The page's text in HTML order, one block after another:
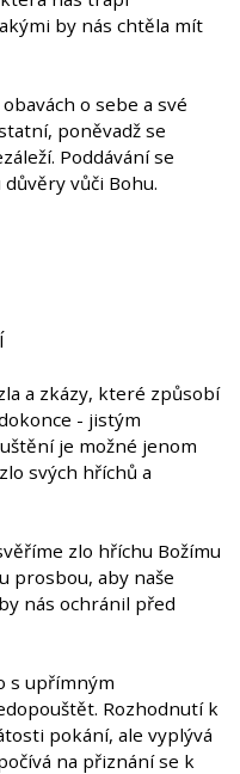
by nás chtěla mít
o sebe a své
poněvadž se
Poddávání se
vůči Bohu.
a zkázy, které způsobí
- jistým
je možné jenom
svých hříchů a
zlo hříchu Božímu
prosbou, aby naše
nás ochránil před
s upřímným
Rozhodnutí k
pokání, ale vyplývá
na přiznání se k